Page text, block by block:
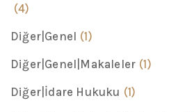
(4)
Diğer|Genel (1)
Diğer|Genel|Makaleler (1)
Diğer|İdare Hukuku (1)